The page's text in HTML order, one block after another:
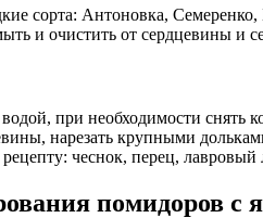
сорта: Антоновка,
и очистить от сердцевины и
при необходимости снять
нарезать крупными
чеснок, перец, лавровый
помидоров с